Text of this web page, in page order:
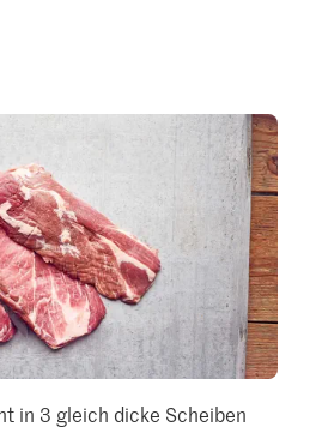
in 3 gleich dicke Scheiben